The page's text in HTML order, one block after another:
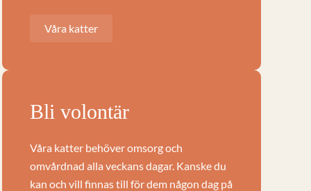
Våra katter
Bli volontär
Våra katter behöver omsorg och
omvårdnad alla veckans dagar. Kanske du
kan och vill finnas till för dem någon dag på